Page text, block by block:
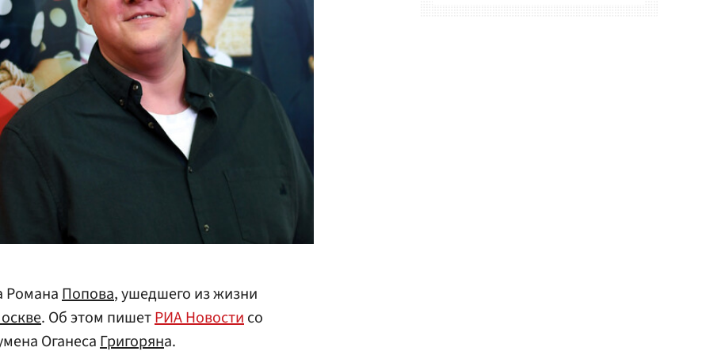
РоманаПопова, ушедшего из жизни
. Об этом пишетРИА Новостисо
ОганесаГригоряна.